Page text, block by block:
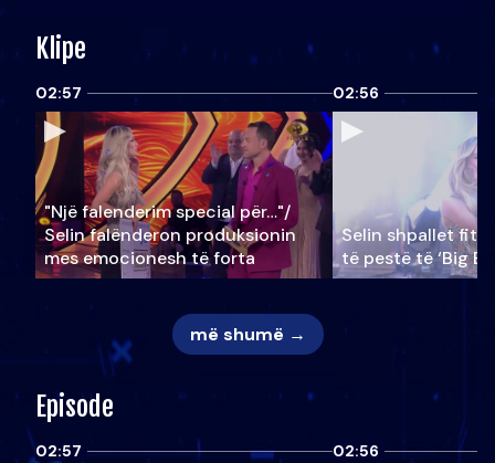
Klipe
02:57
"Një falenderim special për…"/
Selin falënderon produksionin
mes emocionesh të forta
02:56
Selin shpallet
të pestë të ‘Big
më shumë →
Episode
02:57 02:56